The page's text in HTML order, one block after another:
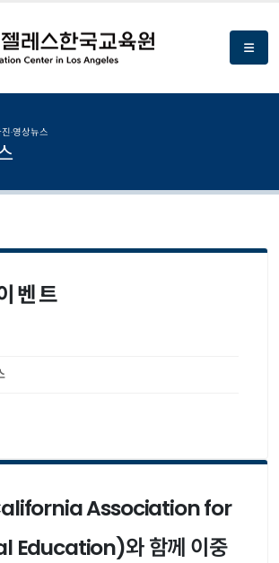
·영상뉴스
벤트
Association for
Education)와 함께 이중